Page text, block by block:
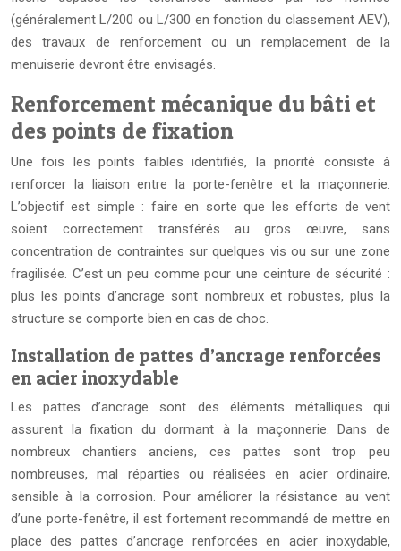
(généralement L/200 ou L/300 en fonction du classement AEV),
des travaux de renforcement ou un remplacement de la
menuiserie devront être envisagés.
Renforcement mécanique du bâti et
des points de fixation
Une fois les points faibles identifiés, la priorité consiste à
renforcer la liaison entre la porte-fenêtre et la maçonnerie.
L’objectif est simple : faire en sorte que les efforts de vent
soient correctement transférés au gros œuvre, sans
concentration de contraintes sur quelques vis ou sur une zone
fragilisée. C’est un peu comme pour une ceinture de sécurité :
plus les points d’ancrage sont nombreux et robustes, plus la
structure se comporte bien en cas de choc.
Installation de pattes d’ancrage renforcées
en acier inoxydable
Les pattes d’ancrage sont des éléments métalliques qui
assurent la fixation du dormant à la maçonnerie. Dans de
nombreux chantiers anciens, ces pattes sont trop peu
nombreuses, mal réparties ou réalisées en acier ordinaire,
sensible à la corrosion. Pour améliorer la résistance au vent
d’une porte-fenêtre, il est fortement recommandé de mettre en
place des pattes d’ancrage renforcées en acier inoxydable,